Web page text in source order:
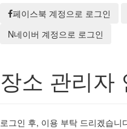
페이스북 계정으로 로그인
N네이버 계정으로 로그인
장소 관리자
로그인 후, 이용 부탁 드리겠습니